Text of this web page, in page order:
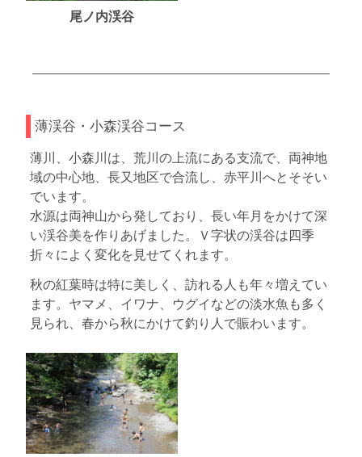
尾ノ内渓谷
薄渓谷・小森渓谷コース
薄川、小森川は、荒川の上流にある支流で、両神地
域の中心地、長又地区で合流し、赤平川へとそそい
でいます。
水源は両神山から発しており、長い年月をかけて深
い渓谷美を作りあげました。Ｖ字状の渓谷は四季
折々によく変化を見せてくれます。
秋の紅葉時は特に美しく、訪れる人も年々増えてい
ます。ヤマメ、イワナ、ウグイなどの淡水魚も多く
見られ、春から秋にかけて釣り人で賑わいます。